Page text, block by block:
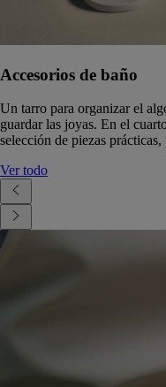
Accesorios de baño
Un tarro para organizar el
guardar las joyas. En el
selección de piezas
Ver todo